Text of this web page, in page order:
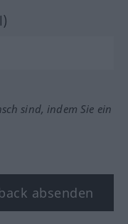
sind, indem Sie ein
absenden